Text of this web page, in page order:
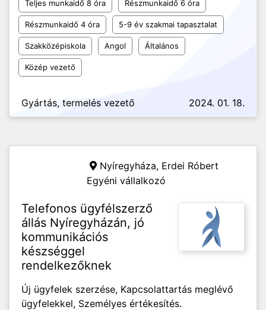
Teljes munkaidő 8 óra Részmunkaidő 6 óra
Részmunkaidő 4 óra 5-9 év szakmai tapasztalat
Szakközépiskola Angol Általános
Közép vezető
Gyártás, termelés vezető 2024. 01. 18.
Nyíregyháza, Erdei Róbert
Egyéni vállalkozó
Telefonos ügyfélszerző
állás Nyíregyházán, jó
kommunikációs
készséggel
rendelkezőknek
Új ügyfelek szerzése, Kapcsolattartás meglévő
ügyfelekkel, Személyes értékesítés.